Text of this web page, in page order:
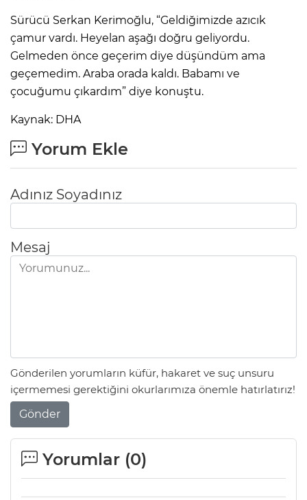
Sürücü Serkan Kerimoğlu, “Geldiğimizde azıcık
çamur vardı. Heyelan aşağı doğru geliyordu.
Gelmeden önce geçerim diye düşündüm ama
geçemedim. Araba orada kaldı. Babamı ve
çocuğumu çıkardım” diye konuştu.
Kaynak: DHA
Yorum Ekle
Adınız Soyadınız
Mesaj
Gönderilen yorumların küfür, hakaret ve suç unsuru
içermemesi gerektiğini okurlarımıza önemle hatırlatırız!
Gönder
Yorumlar (0)